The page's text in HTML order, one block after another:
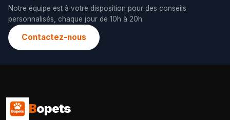
Notre équipe est à votre disposition pour des conseils
personnalisés, chaque jour de 10h à 20h.
Contactez-nous
Bopets